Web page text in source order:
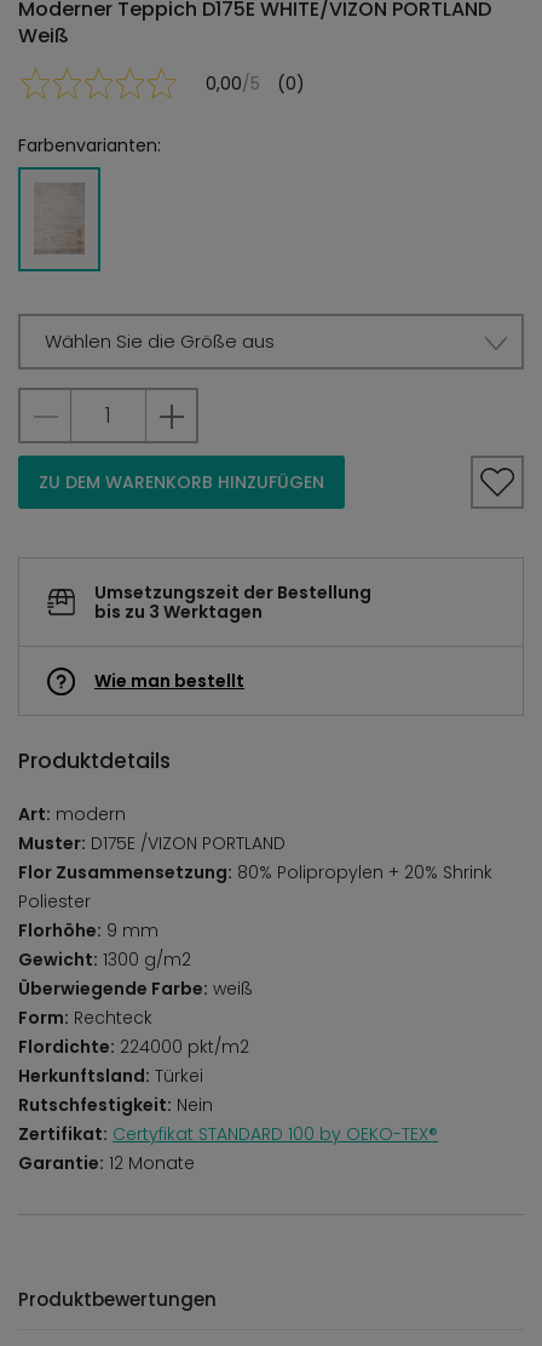
Moderner Teppich D175E WHITE/VIZON PORTLAND
Weiß
0,00/5 (0)
Farbenvarianten:
Wählen Sie die Größe aus
ZU DEM WARENKORB HINZUFÜGEN
Umsetzungszeit der Bestellung
bis zu 3 Werktagen
Wie man bestellt
Produktdetails
Art: modern
Muster: D175E /VIZON PORTLAND
Flor Zusammensetzung: 80% Polipropylen + 20% Shrink
Poliester
Florhöhe: 9 mm
Gewicht: 1300 g/m2
Überwiegende Farbe: weiß
Form: Rechteck
Flordichte: 224000 pkt/m2
Herkunftsland: Türkei
Rutschfestigkeit: Nein
Zertifikat: Certyfikat STANDARD 100 by OEKO-TEX®
Garantie: 12 Monate
Produktbewertungen